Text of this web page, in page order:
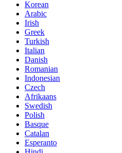
Korean
Arabic
Irish
Greek
Turkish
Italian
Danish
Romanian
Indonesian
Czech
Afrikaans
Swedish
Polish
Basque
Catalan
Esperanto